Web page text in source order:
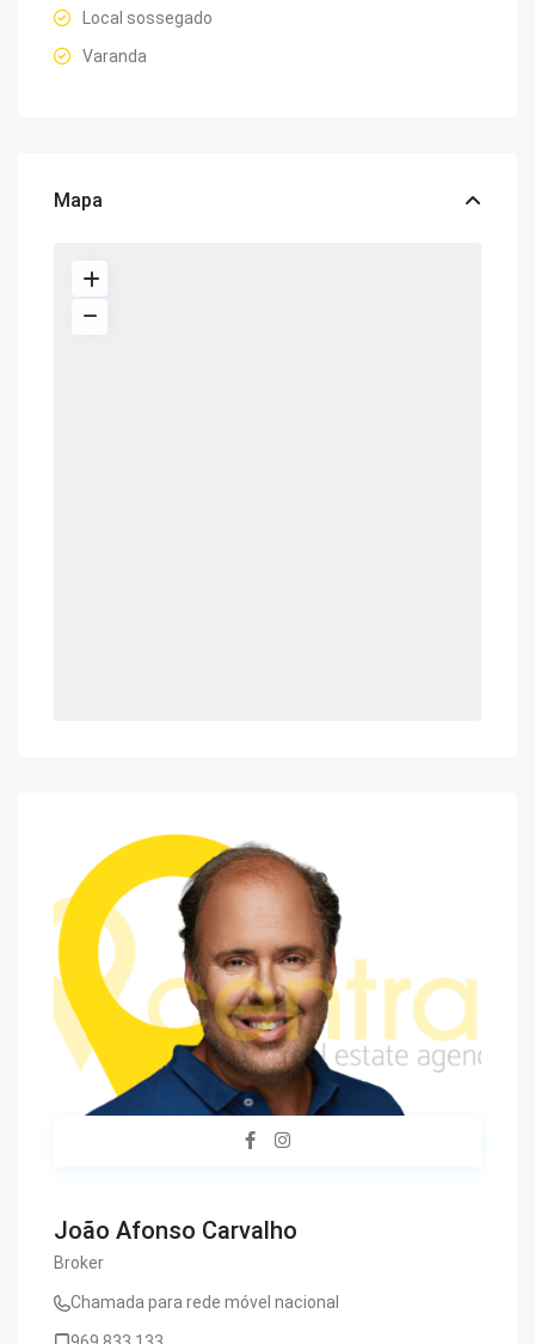
Local sossegado
Varanda
Mapa
João Afonso Carvalho
Broker
Chamada para rede móvel nacional